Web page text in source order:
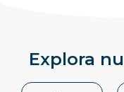
Explora